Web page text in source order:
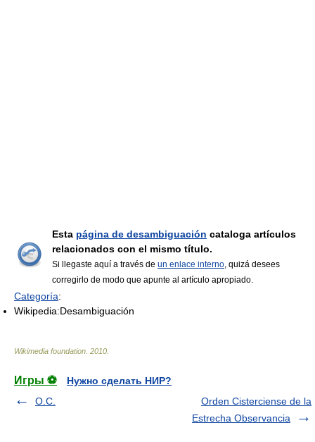
Esta página de desambiguación cataloga artículos
relacionados con el mismo título.
Si llegaste aquí a través de un enlace interno, quizá desees
corregirlo de modo que apunte al artículo apropiado.
Categoría:
Wikipedia:Desambiguación
Wikimedia foundation 2010
Игры ⚽
Нужно сделать НИР?
O.C.
Orden Cisterciense de la
Estrecha Observancia